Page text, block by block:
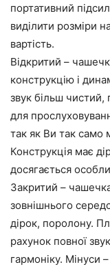
портативний
виділити розміри
вартість.
Відкритий –
конструкцію і
звук більш
для
так як Ви так само
Конструкція має
досягається
Закритий –
зовнішнього
дірок, поролону.
рахунок повної
гармоніку. Мінуси